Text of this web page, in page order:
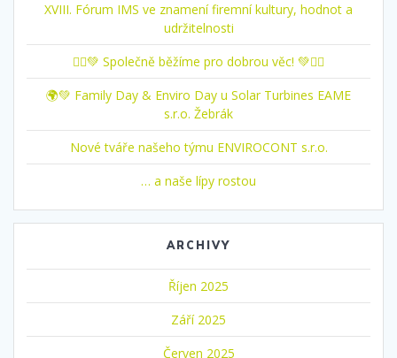
XVIII. Fórum IMS ve znamení firemní kultury, hodnot a
udržitelnosti
🏃‍♂️💚 Společně běžíme pro dobrou věc! 💚🏃‍♀️
🌍💚 Family Day & Enviro Day u Solar Turbines EAME
s.r.o. Žebrák
Nové tváře našeho týmu ENVIROCONT s.r.o.
… a naše lípy rostou
ARCHIVY
Říjen 2025
Září 2025
Červen 2025